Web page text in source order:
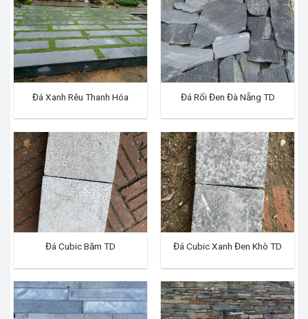
Đá Xanh Rêu Thanh Hóa Đá Rối Đen Đà Nẵng TD
Đá Cubic Băm TD Đá Cubic Xanh Đen Khò TD